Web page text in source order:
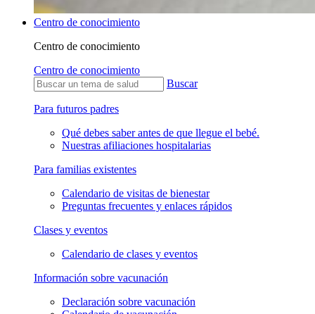
Centro de conocimiento
Centro de conocimiento
Centro de conocimiento
Buscar
Para futuros padres
Qué debes saber antes de que llegue el bebé.
Nuestras afiliaciones hospitalarias
Para familias existentes
Calendario de visitas de bienestar
Preguntas frecuentes y enlaces rápidos
Clases y eventos
Calendario de clases y eventos
Información sobre vacunación
Declaración sobre vacunación